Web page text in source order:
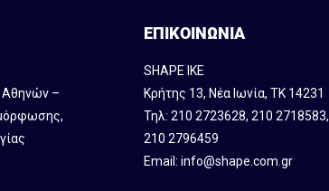
Αθηνών –
ΕΠΙΚΟΙΝΩΝΙΑ
SHAPE IKE
Κρήτης 13, Νέα Ιωνία, ΤΚ 14231
Τηλ:210 2723628,210 2718583,
210 2796459
Email:info@shape.com.gr